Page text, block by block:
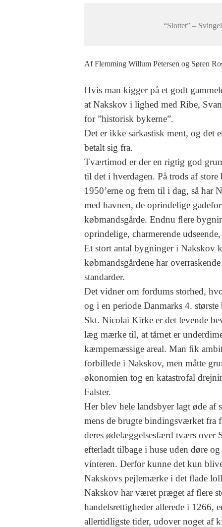
“Slottet” –
Af Flemming Willum Petersen og Søren
Hvis man kigger på et godt
at Nakskov i lighed med Ribe,
for ”historisk bykerne”.
Det er ikke sarkastisk ment, og det
betalt sig fra.
Tværtimod er der en rigtig god
til det i hverdagen. På trods af
1950’erne og frem til i dag, så har
med havnen, de oprindelige
købmandsgårde. Endnu ﬂere
oprindelige, charmerende
Et stort antal bygninger i Nakskov
købmandsgårdene har
standarder.
Det vidner om fordums storhed,
og i en periode Danmarks 4. største
Skt. Nicolai Kirke er det levende
læg mærke til, at tårnet er
kæmpemæssige areal. Man ﬁk
forbillede i Nakskov, men måtte
økonomien tog en katastrofal
Falster.
Her blev hele landsbyer lagt øde af
mens de brugte bindingsværket fra
deres ødelæggelsesfærd tværs over
efterladt tilbage i huse uden døre
vinteren. Derfor kunne det kun
Nakskovs pejlemærke i det ﬂade
Nakskov har været præget af ﬂere
handelsrettigheder allerede i 1266,
allertidligste tider, udover noget af